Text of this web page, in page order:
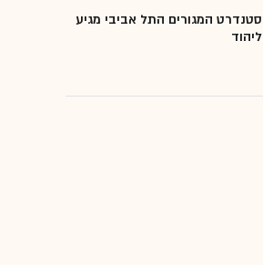
סטנדרט המגורים התל אביבי מגיע
ליהוד